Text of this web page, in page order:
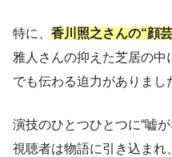
特に、 香川照之さんの“顔
雅人さんの抑えた芝居の中
でも伝わる迫力がありまし
演技のひとつひとつに“嘘
視聴者は物語に引き込まれ、